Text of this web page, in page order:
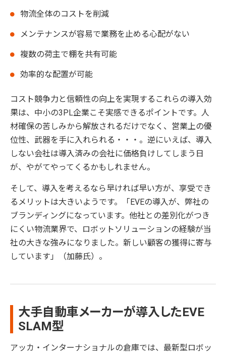
物流全体のコストを削減
メンテナンスが容易で業務を止める心配がない
複数の荷主で棚を共有可能
効率的な配置が可能
コスト競争力と信頼性の向上を実現するこれらの導入効
果は、中小の3PL企業こそ実感できるポイントです。人
材確保の苦しみから解放されるだけでなく、営業上の優
位性、武器を手に入れられる・・・。逆にいえば、導入
しない会社は導入済みの会社に価格負けしてしまう日
が、やがてやってくるかもしれません。
そして、導入を考えるなら早ければ早い方が、享受でき
るメリットは大きいようです。「EVEの導入が、弊社の
ブランディングになっています。他社との差別化がつき
にくい物流業界で、ロボットソリューションの経験が当
社の大きな強みになりました。新しい顧客の獲得に寄与
しています」（加藤氏）。
大手自動車メーカーが導入したEVE
SLAM型
アッカ・インターナショナルの倉庫では、最新型ロボッ